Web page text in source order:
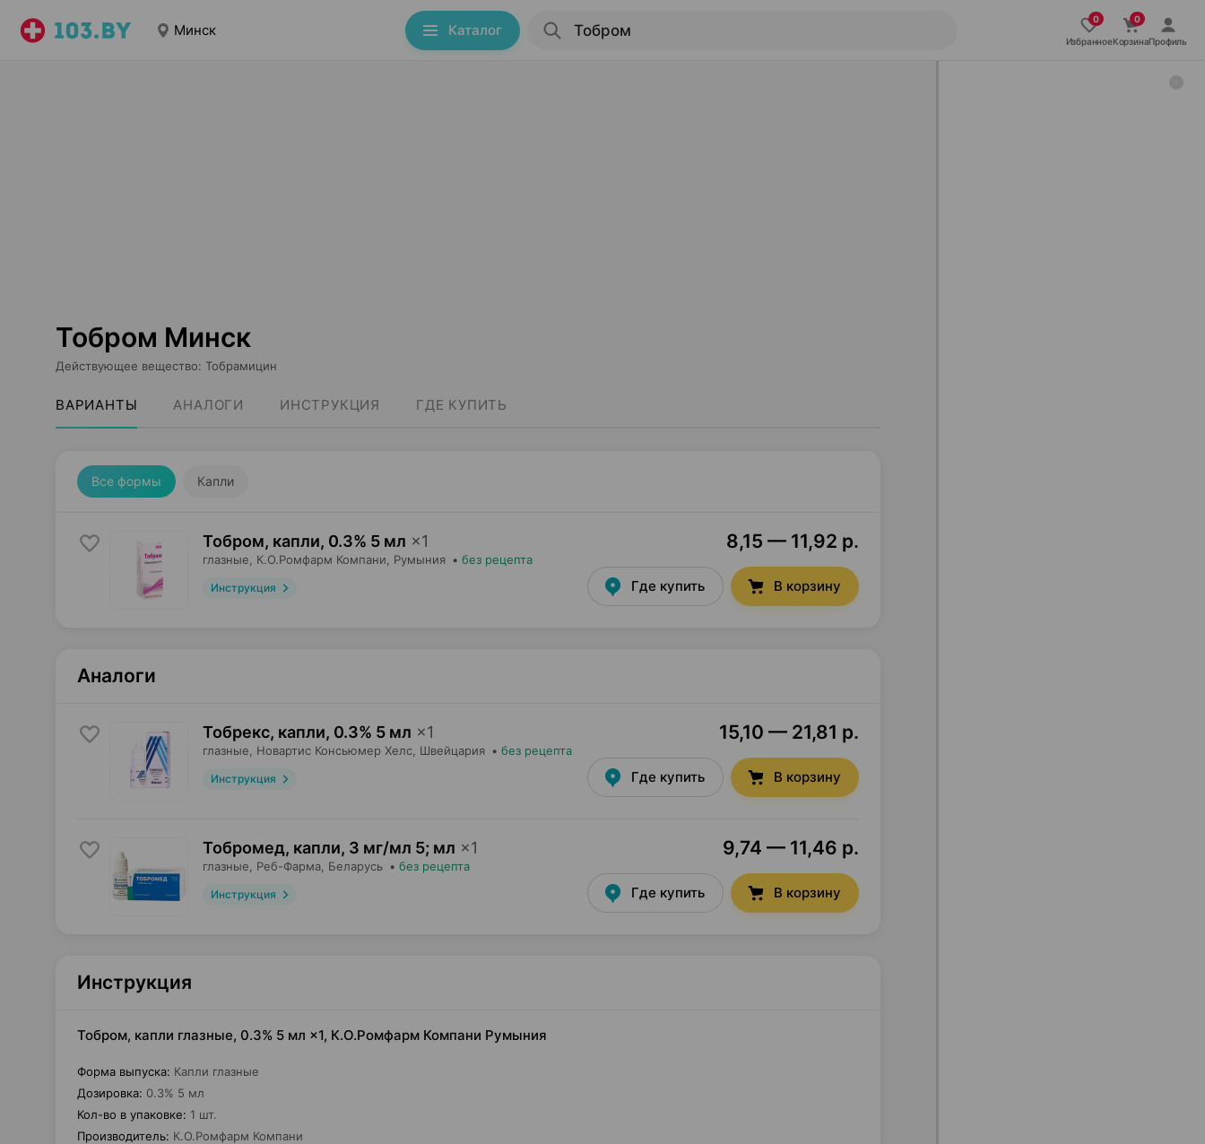
Минск Каталог
ИзбранноеКорзинаПрофиль
Тобром Минск
Действующее вещество: Тобрамицин
ВАРИАНТЫ АНАЛОГИ ИНСТРУКЦИЯ ГДЕ КУПИТЬ
Все формы Капли
Тобром, капли, 0.3% 5 мл ×1
глазные, К.О.Ромфарм Компани , Румыния • без рецепта
Инструкция
8,15 — 11,92 р.
Где купить В корзину
Аналоги
Тобрекс, капли, 0.3% 5 мл ×1
глазные, Новартис Консьюмер Хелс , Швейцария • без рецепта
Инструкция
15,10 — 21,81 р.
Где купить В корзину
Тобромед, капли, 3 мг/мл 5; мл ×1
глазные, Реб-Фарма , Беларусь • без рецепта
Инструкция
9,74 — 11,46 р.
Где купить В корзину
Инструкция
Тобром, капли глазные, 0.3% 5 мл ×1, К.О.Ромфарм Компани Румыния
Форма выпуска: Капли глазные
Дозировка: 0.3% 5 мл
Кол-во в упаковке: 1 шт.
Производитель: К.О.Ромфарм Компани